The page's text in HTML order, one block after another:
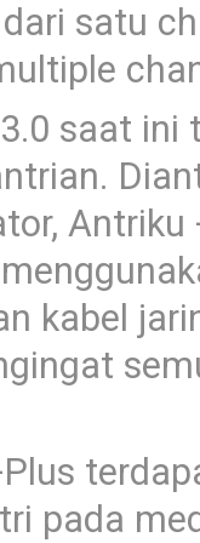
satu
saat
kabel
pada